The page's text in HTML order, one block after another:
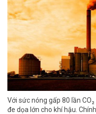
Với sức nóng gấp 80 lần
đe dọa lớn cho khí hậu.